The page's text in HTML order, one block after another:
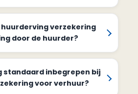
verzekering
door de huurder?
standaard inbegrepen bij
voor verhuur?